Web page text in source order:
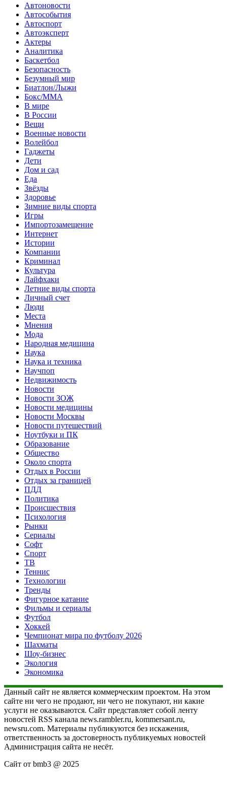
Автоновости
Автособытия
Автоспорт
Автоэксперт
Актеры
Аналитика
Баскетбол
Безопасность
Безумный мир
Биатлон/Лыжи
Бокс/MMA
В мире
В России
Вещи
Военные новости
Волейбол
Гаджеты
Дети
Дом и сад
Еда
Звёзды
Здоровье
Зимние виды спорта
Игры
Импортозамещение
Интернет
Истории
Компании
Криминал
Культура
Лайфхаки
Летние виды спорта
Личный счет
Люди
Места
Мнения
Мода
Народная медицина
Наука
Наука и техника
Научпоп
Недвижимость
Новости
Новости ЗОЖ
Новости медицины
Новости Москвы
Новости путешествий
Ноутбуки и ПК
Образование
Общество
Около спорта
Отдых в России
Отдых за границей
ПДД
Политика
Происшествия
Психология
Рынки
Сериалы
Софт
Спорт
ТВ
Теннис
Технологии
Тренды
Фигурное катание
Фильмы и сериалы
Футбол
Хоккей
Чемпионат мира по футболу 2026
Шахматы
Шоу-бизнес
Экология
Экономика
Данный сайт не является коммерческим проектом. На этом
сайте ни чего не продают, ни чего не покупают, ни какие
услуги не оказываются. Сайт представляет собой ленту
новостей RSS канала news.rambler.ru, kommersant.ru,
newsru.com. Материалы публикуются без искажения,
ответственность за достоверность публикуемых новостей
Администрация сайта не несёт.
Сайт от bmb3 @ 2025